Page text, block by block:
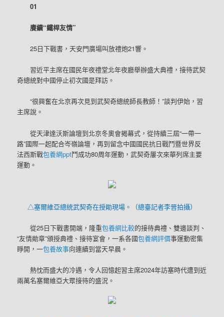
01
賡續“鐵桿友情”
25日下戰書，天安門廣場叫放禮炮21響。
習近平主席在國民年夜禮堂北年夜廳舉辦盛大典禮，接待武契
奇總統對中國停止初次國是拜訪。
“很興奮在北京再次見到武契奇總統師長教師！”談判伊始，習
主席說。
從天津達沃斯論壇到北京冬奧會揭幕式，從持續三屆“一帶一
路”國際一起配合岑嶺論壇，再到留念中國國民抗日戰鬥暨世界反
法西斯戰包養網ppt鬥成功80周年運動，武契奇屢次來華列席主要
運動。
△塞爾維亞總統武契奇在授勛現場。（總臺記者李晉拍攝）
從25日下戰書開端，隆重包養網比較的接待典禮、雙邊談判、
“友情勛章”頒授典禮、接待宴會，一系各國包養網評價事運動密集
睜開，一包養故事向連續到當天早晨。
熱忱而盛大的冷遇，令人回憶起習主席2024年訪塞時代遭到近
兩萬名塞爾維亞大眾接待的盛況。